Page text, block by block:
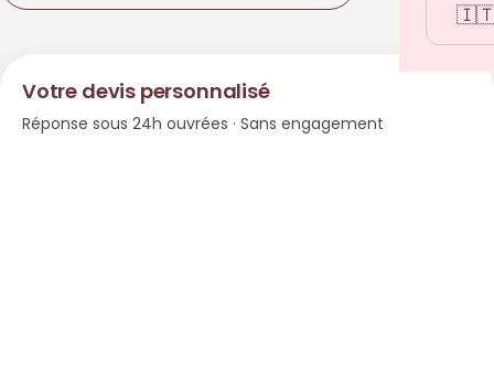
Votre devis personnalisé
Réponse sous 24h ouvrées · Sans engagement